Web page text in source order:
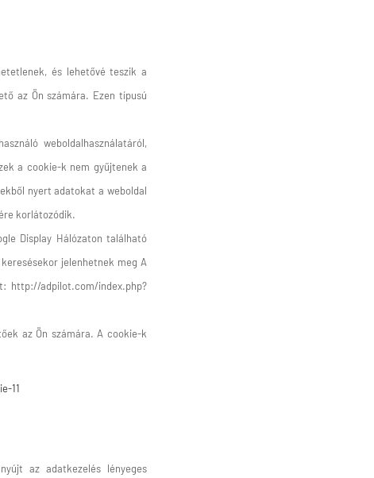
és lehetővé teszik a
az Ön számára. Ezen típusú
weboldalhasználatáról,
a cookie-k nem gyűjtenek a
nyert adatokat a weboldal
korlátozódik.
Display Hálózaton található
jelenhetnek meg A
http://adpilot.com/index.php?
az Ön számára. A cookie-k
11
az adatkezelés lényeges